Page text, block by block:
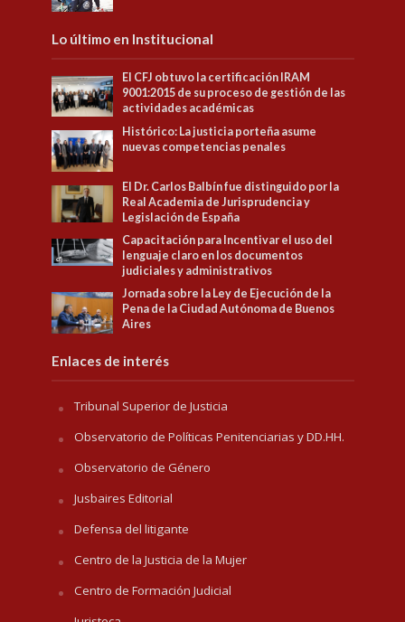
Lo último en Institucional
El CFJ obtuvo la certificación IRAM
9001:2015 de su proceso de gestión de las
actividades académicas
Histórico: La justicia porteña asume
nuevas competencias penales
El Dr. Carlos Balbín fue distinguido por la
Real Academia de Jurisprudencia y
Legislación de España
Capacitación para Incentivar el uso del
lenguaje claro en los documentos
judiciales y administrativos
Jornada sobre la Ley de Ejecución de la
Pena de la Ciudad Autónoma de Buenos
Aires
Enlaces de interés
Tribunal Superior de Justicia
Observatorio de Políticas Penitenciarias y DD.HH.
Observatorio de Género
Jusbaires Editorial
Defensa del litigante
Centro de la Justicia de la Mujer
Centro de Formación Judicial